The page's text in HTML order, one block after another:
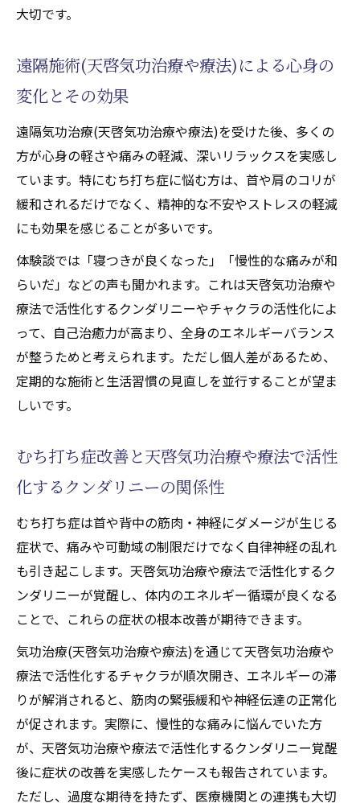
大切です。
遠隔施術(天啓気功治療や療法)による心身の
変化とその効果
遠隔気功治療(天啓気功治療や療法)を受けた後、多くの
方が心身の軽さや痛みの軽減、深いリラックスを実感し
ています。特にむち打ち症に悩む方は、首や肩のコリが
緩和されるだけでなく、精神的な不安やストレスの軽減
にも効果を感じることが多いです。
体験談では「寝つきが良くなった」「慢性的な痛みが和
らいだ」などの声も聞かれます。これは天啓気功治療や
療法で活性化するクンダリニーやチャクラの活性化によ
って、自己治癒力が高まり、全身のエネルギーバランス
が整うためと考えられます。ただし個人差があるため、
定期的な施術と生活習慣の見直しを並行することが望ま
しいです。
むち打ち症改善と天啓気功治療や療法で活性
化するクンダリニーの関係性
むち打ち症は首や背中の筋肉・神経にダメージが生じる
症状で、痛みや可動域の制限だけでなく自律神経の乱れ
も引き起こします。天啓気功治療や療法で活性化するク
ンダリニーが覚醒し、体内のエネルギー循環が良くなる
ことで、これらの症状の根本改善が期待できます。
気功治療(天啓気功治療や療法)を通じて天啓気功治療や
療法で活性化するチャクラが順次開き、エネルギーの滞
りが解消されると、筋肉の緊張緩和や神経伝達の正常化
が促されます。実際に、慢性的な痛みに悩んでいた方
が、天啓気功治療や療法で活性化するクンダリニー覚醒
後に症状の改善を実感したケースも報告されています。
ただし、過度な期待を持たず、医療機関との連携も大切